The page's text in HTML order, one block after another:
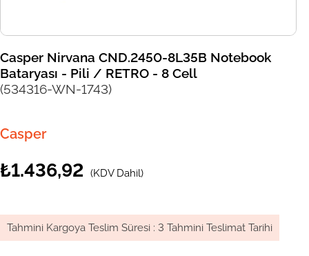
Casper Nirvana CND.2450-8L35B Notebook
Bataryası - Pili / RETRO - 8 Cell
(534316-WN-1743)
Casper
₺1.436,92 (KDV Dahil)
Tahmini Kargoya Teslim Süresi : 3 Tahmini Teslimat Tarihi